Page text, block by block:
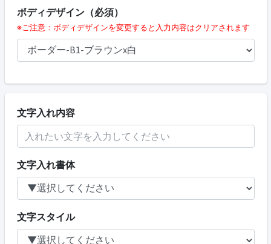
ボディデザイン（必須）
※ご注意：ボディデザインを変更すると入力内容はクリアされます
文字入れ内容
文字入れ書体
文字スタイル